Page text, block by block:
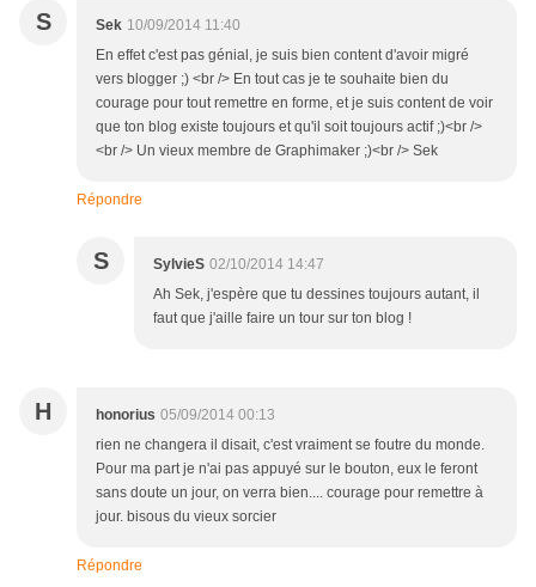
S Sek 10/09/2014 11:40
En effet c'est pas génial, je suis bien content d'avoir migré
vers blogger ;) <br /> En tout cas je te souhaite bien du
courage pour tout remettre en forme, et je suis content de voir
que ton blog existe toujours et qu'il soit toujours actif ;)<br />
<br /> Un vieux membre de Graphimaker ;)<br /> Sek
Répondre
S SylvieS 02/10/2014 14:47
Ah Sek, j'espère que tu dessines toujours autant, il
faut que j'aille faire un tour sur ton blog !
H honorius 05/09/2014 00:13
rien ne changera il disait, c'est vraiment se foutre du monde.
Pour ma part je n'ai pas appuyé sur le bouton, eux le feront
sans doute un jour, on verra bien.... courage pour remettre à
jour. bisous du vieux sorcier
Répondre